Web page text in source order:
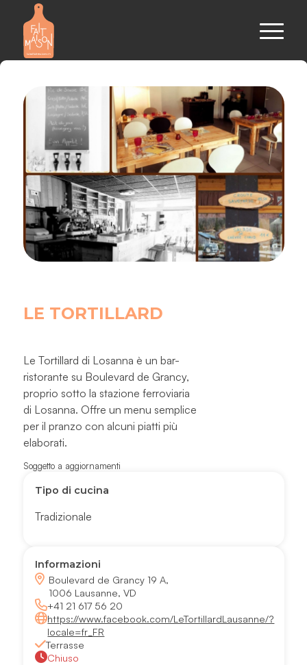
LE TORTILLARD
Le Tortillard di Losanna è un bar-
ristorante su Boulevard de Grancy,
proprio sotto la stazione ferroviaria
di Losanna. Offre un menu semplice
per il pranzo con alcuni piatti più
elaborati.
Soggetto a aggiornamenti
Tipo di cucina
Tradizionale
Informazioni
Boulevard de Grancy 19 A,
1006 Lausanne, VD
+41 21 617 56 20
https://www.facebook.com/LeTortillardLausanne/?
locale=fr_FR
Terrasse
Chiuso